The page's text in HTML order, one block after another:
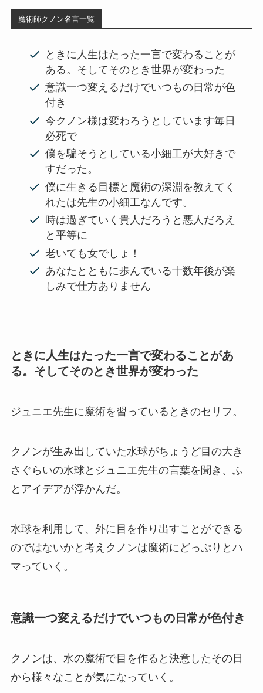
魔術師クノン名言一覧
ときに人生はたった一言で変わることが
ある。そしてそのとき世界が変わった
意識一つ変えるだけでいつもの日常が色
付き
今クノン様は変わろうとしています毎日
必死で
僕を騙そうとしている小細工が大好きで
すだった。
僕に生きる目標と魔術の深淵を教えてく
れたは先生の小細工なんです。
時は過ぎていく貴人だろうと悪人だろえ
と平等に
老いても女でしょ！
あなたとともに歩んでいる十数年後が楽
しみで仕方ありません
ときに人生はたった一言で変わることがあ
る。そしてそのとき世界が変わった
ジュニエ先生に魔術を習っているときのセリフ。
クノンが生み出していた水球がちょうど目の大き
さぐらいの水球とジュニエ先生の言葉を聞き、ふ
とアイデアが浮かんだ。
水球を利用して、外に目を作り出すことができる
のではないかと考えクノンは魔術にどっぷりとハ
マっていく。
意識一つ変えるだけでいつもの日常が色付き
クノンは、水の魔術で目を作ると決意したその日
から様々なことが気になっていく。